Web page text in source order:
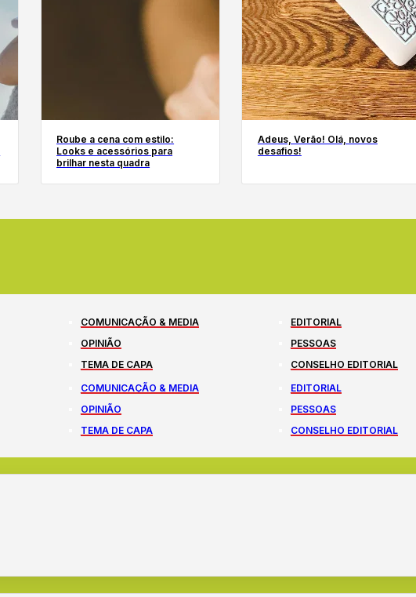
Roube a cena com estilo:
Looks e acessórios para
brilhar nesta quadra
Adeus, Verão! Olá, novos
desafios!
COMUNICAÇÃO & MEDIA EDITORIAL
OPINIÃO PESSOAS
TEMA DE CAPA
CONSELHO EDITORIAL
COMUNICAÇÃO & MEDIA EDITORIAL
OPINIÃO PESSOAS
TEMA DE CAPA CONSELHO EDITORIAL